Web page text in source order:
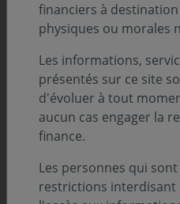
Sommaire
Analyse de l’évolution
financiers à
physiques ou morales
Les informations,
présentés sur ce site
d'évoluer à tout
aucun cas engager la
finance.
Les personnes qui
restrictions interdisant